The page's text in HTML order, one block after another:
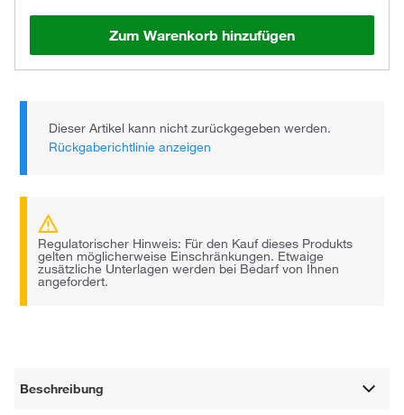
Zum Warenkorb hinzufügen
Dieser Artikel kann nicht zurückgegeben werden.
Rückgaberichtlinie anzeigen
Regulatorischer Hinweis: Für den Kauf dieses Produkts
gelten möglicherweise Einschränkungen. Etwaige
zusätzliche Unterlagen werden bei Bedarf von Ihnen
angefordert.
Beschreibung